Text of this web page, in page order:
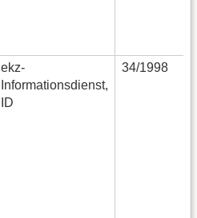
ekz-
Informationsdienst,
ID
34/1998